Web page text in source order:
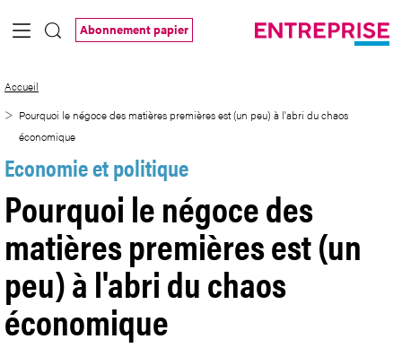
Saut au contenu principal
Abonnement papier
Accueil
Pourquoi le négoce des matières premières est (un peu) à l'abri du chaos
économique
Economie et politique
Pourquoi le négoce des
matières premières est (un
peu) à l'abri du chaos
économique